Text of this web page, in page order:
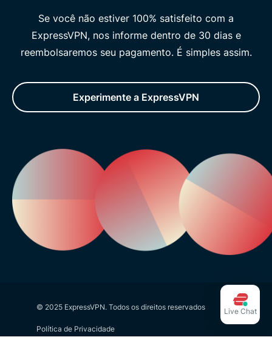
Se você não estiver 100% satisfeito com a
ExpressVPN, nos informe dentro de 30 dias e
reembolsaremos seu pagamento. É simples assim.
Experimente a ExpressVPN
© 2025 ExpressVPN. Todos os direitos reservados
Política de Privacidade
Live Chat